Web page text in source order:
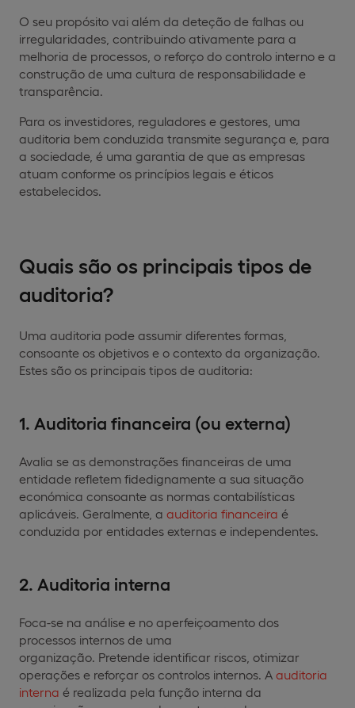
O seu propósito vai além da deteção de falhas ou
irregularidades, contribuindo ativamente para a
melhoria de processos, o reforço do controlo interno e a
construção de uma cultura de responsabilidade e
transparência.
Para os investidores, reguladores e gestores, uma
auditoria bem conduzida transmite segurança e, para
a sociedade, é uma garantia de que as empresas
atuam conforme os princípios legais e éticos
estabelecidos.
Quais são os principais tipos de
auditoria?
Uma auditoria pode assumir diferentes formas,
consoante os objetivos e o contexto da organização.
Estes são os principais tipos de auditoria:
1. Auditoria financeira (ou externa)
Avalia se as demonstrações financeiras de uma
entidade refletem fidedignamente a sua situação
económica consoante as normas contabilísticas
aplicáveis. Geralmente, a auditoria financeira é
conduzida por entidades externas e independentes.
2. Auditoria interna
Foca-se na análise e no aperfeiçoamento dos
processos internos de uma
organização. Pretende identificar riscos, otimizar
operações e reforçar os controlos internos. A auditoria
interna é realizada pela função interna da